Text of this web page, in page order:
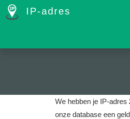
IP-adres
We hebben je IP-adres
onze database een